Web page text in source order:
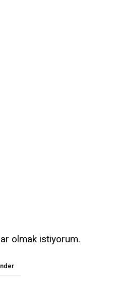
olmak istiyorum.